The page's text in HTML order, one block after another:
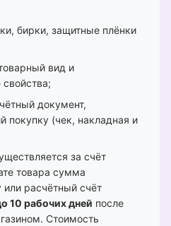
бирки, защитные плёнки
вид и
свойства;
документ,
покупку (чек, накладная и
за счёт
товара сумма
или расчётный счёт
10 рабочих дней после
Стоимость